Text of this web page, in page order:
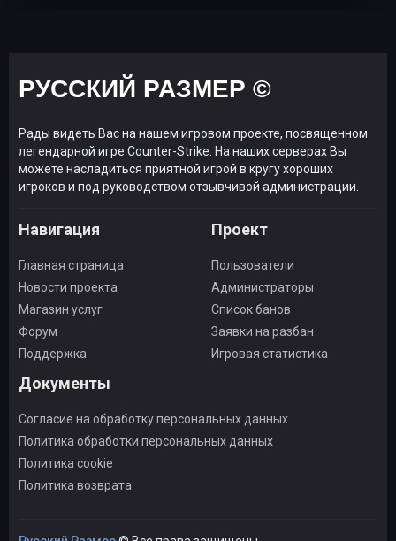
РУССКИЙ РАЗМЕР ©
Рады видеть Вас на нашем игровом проекте, посвященном
легендарной игре Counter-Strike. На наших серверах Вы
можете насладиться приятной игрой в кругу хороших
игроков и под руководством отзывчивой администрации.
Навигация
Главная страница
Новости проекта
Магазин услуг
Форум
Поддержка
Проект
Пользователи
Администраторы
Список банов
Заявки на разбан
Игровая статистика
Документы
Согласие на обработку персональных данных
Политика обработки персональных данных
Политика cookie
Политика возврата